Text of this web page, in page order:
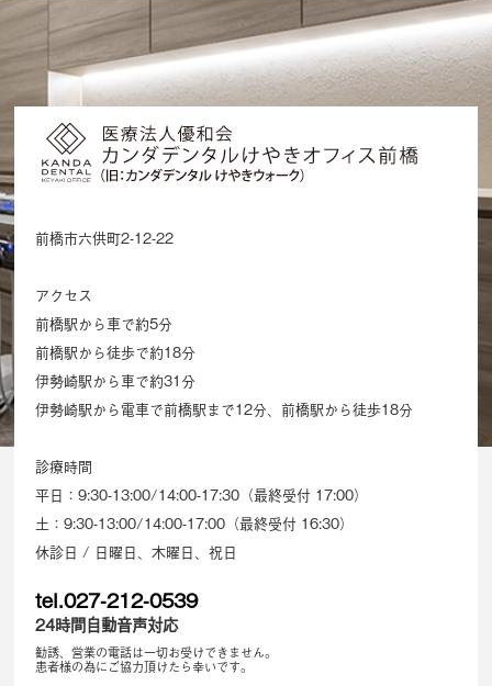
前橋市六供町2-12-22
アクセス
前橋駅から車で約5分
前橋駅から徒歩で約18分
伊勢崎駅から車で約31分
伊勢崎駅から電車で前橋駅まで12分、前橋駅から徒歩18分
診療時間
平日：9:30-13:00/14:00-17:30（最終受付 17:00）
土：9:30-13:00/14:00-17:00（最終受付 16:30）
休診日 / 日曜日、木曜日、祝日
tel.027-212-0539
24時間自動音声対応
勧誘、営業の電話は一切お受けできません。
患者様の為にご協力頂けたら幸いです。